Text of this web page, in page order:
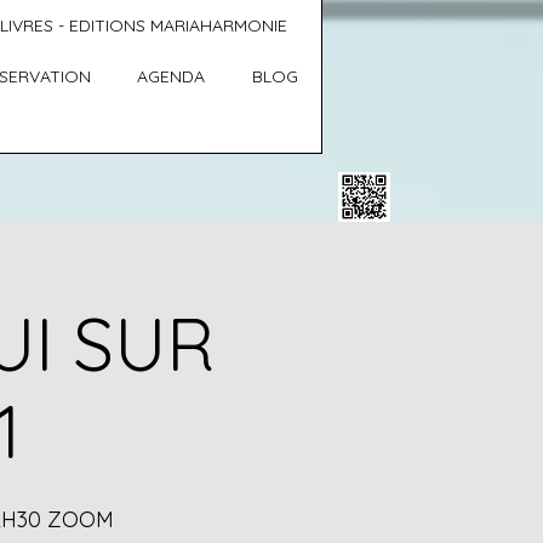
LIVRES - EDITIONS MARIAHARMONIE
AGENDA BLOG
SUR
ZOOM